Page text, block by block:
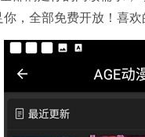
，全部免费开放！喜欢